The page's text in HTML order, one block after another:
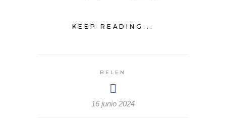
KEEP READING...
BELEN
16 junio 2024